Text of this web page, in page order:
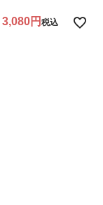
3,080 税込